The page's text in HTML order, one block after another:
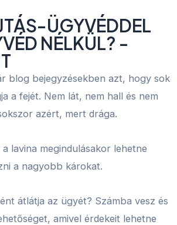
ÜGYVÉDDEL
NÉLKÜL? -
blog bejegyzésekben azt, hogy sok
a fejét. Nem lát, nem hall és nem
azért, mert drága.
lavina megindulásakor lehetne
a nagyobb károkat.
átlátja az ügyét? Számba vesz és
amivel érdekeit lehetne